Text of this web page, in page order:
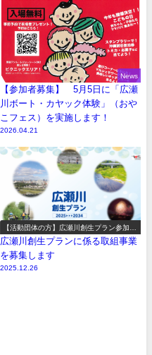
News
【参加者募集】 5月5日に「広瀬
川ボート・カヤック体験」（おや
こフェス）を実施します！
2026.04.21
【活動団体の方】広瀬川創生プラン参加事
業の募集
広瀬川創生プランに係る取組事業
を募集します
2025.12.26